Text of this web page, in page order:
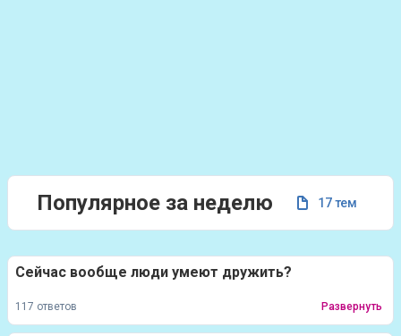
Популярное за неделю 17 тем
Сейчас вообще люди умеют дружить?
117 ответов Развернуть